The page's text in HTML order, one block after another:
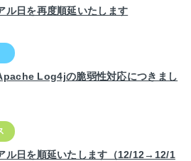
ル日を再度順延いたします
Log4jの脆弱性対応につきまし
ル日を順延いたします（12/12→12/1